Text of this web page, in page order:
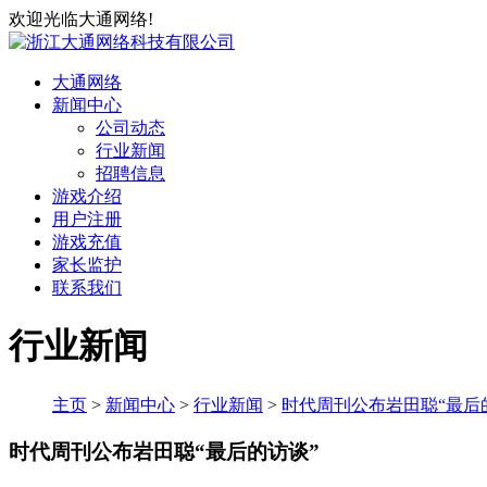
欢迎光临大通网络!
大通网络
新闻中心
公司动态
行业新闻
招聘信息
游戏介绍
用户注册
游戏充值
家长监护
联系我们
行业新闻
主页 > 新闻中心 > 行业新闻 > 时代周刊公布岩田聪“最后
时代周刊公布岩田聪“最后的访谈”